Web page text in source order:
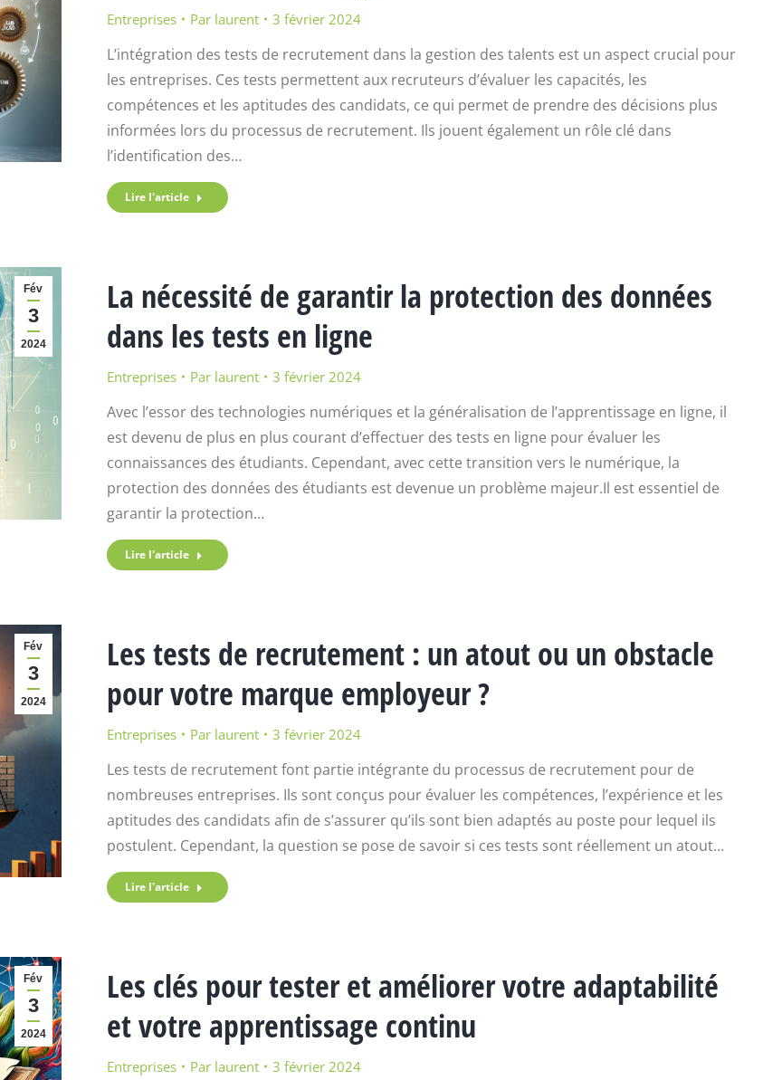
Entreprises Par laurent 3 février 2024
L’intégration des tests de recrutement dans la gestion des talents est un aspect crucial pour
les entreprises. Ces tests permettent aux recruteurs d’évaluer les capacités, les
compétences et les aptitudes des candidats, ce qui permet de prendre des décisions plus
informées lors du processus de recrutement. Ils jouent également un rôle clé dans
l’identification des…
Lire l'article
Fév
3
2024
La nécessité de garantir la protection des données
dans les tests en ligne
Entreprises Par laurent 3 février 2024
Avec l’essor des technologies numériques et la généralisation de l’apprentissage en ligne, il
est devenu de plus en plus courant d’effectuer des tests en ligne pour évaluer les
connaissances des étudiants. Cependant, avec cette transition vers le numérique, la
protection des données des étudiants est devenue un problème majeur.Il est essentiel de
garantir la protection…
Lire l'article
Fév
3
2024
Les tests de recrutement : un atout ou un obstacle
pour votre marque employeur ?
Entreprises Par laurent 3 février 2024
Les tests de recrutement font partie intégrante du processus de recrutement pour de
nombreuses entreprises. Ils sont conçus pour évaluer les compétences, l’expérience et les
aptitudes des candidats afin de s’assurer qu’ils sont bien adaptés au poste pour lequel ils
postulent. Cependant, la question se pose de savoir si ces tests sont réellement un atout…
Lire l'article
Fév
3
2024
Les clés pour tester et améliorer votre adaptabilité
et votre apprentissage continu
Entreprises Par laurent 3 février 2024